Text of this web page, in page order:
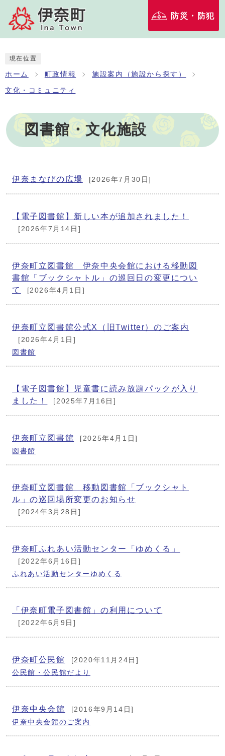
防災・防犯
現在位置
ホーム 町政情報 施設案内（施設から探す）
文化・コミュニティ
図書館・文化施設
伊奈まなびの広場 [2026年7月30日]
【電子図書館】新しい本が追加されました！
[2026年7月14日]
伊奈町立図書館 伊奈中央会館における移動図
書館「ブックシャトル」の巡回日の変更につい
て
[2026年4月1日]
伊奈町立図書館公式X（旧Twitter）のご案内
[2026年4月1日]
図書館
【電子図書館】児童書に読み放題パックが入り
ました！
[2025年7月16日]
伊奈町立図書館
[2025年4月1日]
図書館
伊奈町立図書館 移動図書館「ブックシャト
ル」の巡回場所変更のお知らせ
[2024年3月28日]
伊奈町ふれあい活動センター「ゆめくる」
[2022年6月16日]
ふれあい活動センターゆめくる
「伊奈町電子図書館」の利用について
[2022年6月9日]
伊奈町公民館
[2020年11月24日]
公民館・公民館だより
伊奈中央会館
[2016年9月14日]
伊奈中央会館のご案内